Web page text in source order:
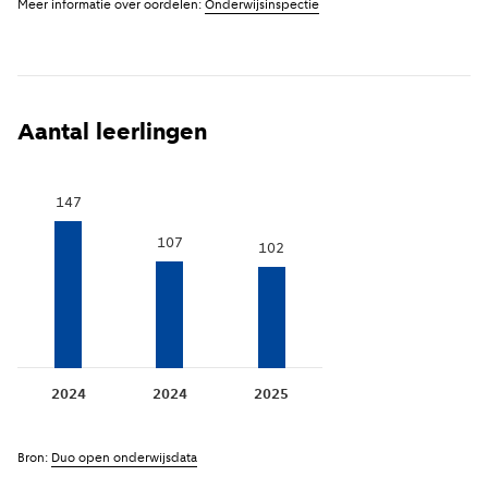
onder vervolgtoezicht.
Toon voorgaande jaren(Meer informatie)
i
Meer informatie over oordelen: Onderwijsinspectie
Aantal leerlingen
2024
147
2024
107
2025
102
Bron: Duo open onderwijsdata